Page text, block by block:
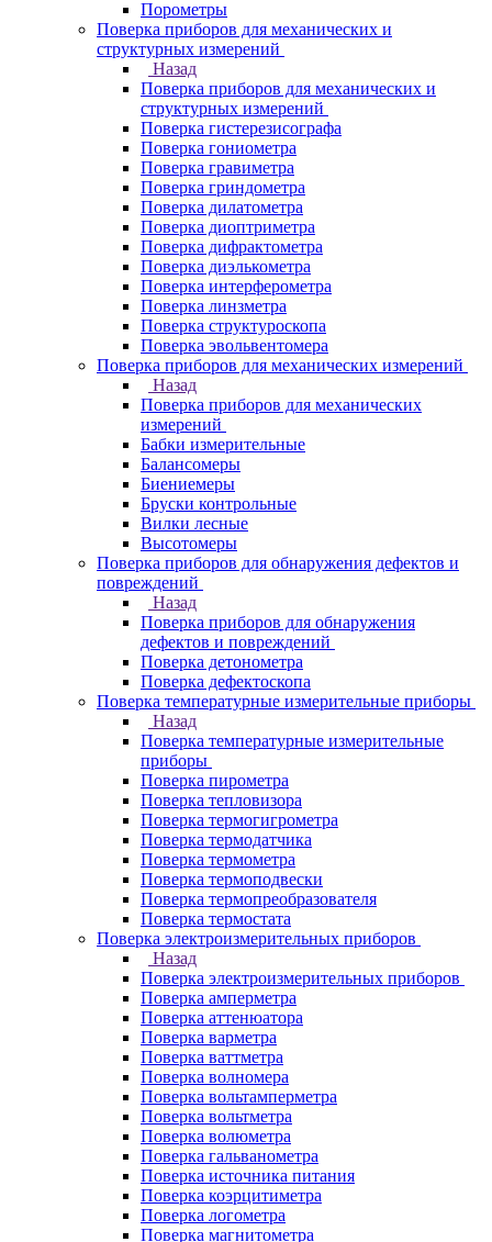
Порометры
Поверка приборов для механических и
структурных измерений
Назад
Поверка приборов для механических и
структурных измерений
Поверка гистерезисографа
Поверка гониометра
Поверка гравиметра
Поверка гриндометра
Поверка дилатометра
Поверка диоптриметра
Поверка дифрактометра
Поверка диэлькометра
Поверка интерферометра
Поверка линзметра
Поверка структуроскопа
Поверка эвольвентомера
Поверка приборов для механических измерений
Назад
Поверка приборов для механических
измерений
Бабки измерительные
Балансомеры
Биениемеры
Бруски контрольные
Вилки лесные
Высотомеры
Поверка приборов для обнаружения дефектов и
повреждений
Назад
Поверка приборов для обнаружения
дефектов и повреждений
Поверка детонометра
Поверка дефектоскопа
Поверка температурные измерительные приборы
Назад
Поверка температурные измерительные
приборы
Поверка пирометра
Поверка тепловизора
Поверка термогигрометра
Поверка термодатчика
Поверка термометра
Поверка термоподвески
Поверка термопреобразователя
Поверка термостата
Поверка электроизмерительных приборов
Назад
Поверка электроизмерительных приборов
Поверка амперметра
Поверка аттенюатора
Поверка варметра
Поверка ваттметра
Поверка волномера
Поверка вольтамперметра
Поверка вольтметра
Поверка волюметра
Поверка гальванометра
Поверка источника питания
Поверка коэрцитиметра
Поверка логометра
Поверка магнитометра